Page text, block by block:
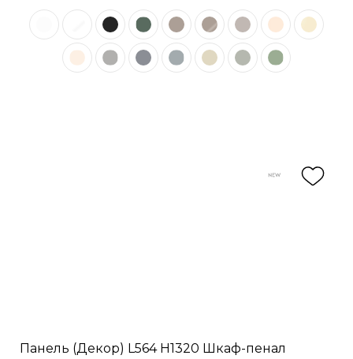
Панель (Декор) L564 H1320 Шкаф-пенал